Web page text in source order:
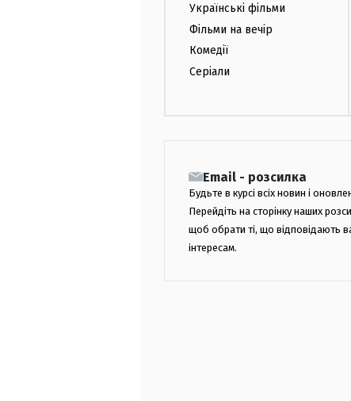
Українські фільми
Фільми на вечір
Комедії
Серіали
Email - розсилка
Будьте в курсі всіх новин і
Перейдіть на сторінку наших
щоб обрати ті, що відповідають
інтересам.